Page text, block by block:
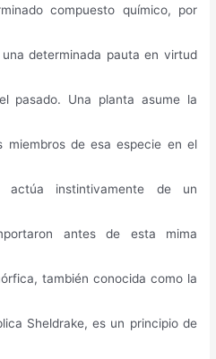
compuesto químico, por
determinada pauta en virtud
pasado. Una planta asume la
miembros de esa especie en el
actúa instintivamente de un
antes de esta mima
también conocida como la
Sheldrake, es un principio de